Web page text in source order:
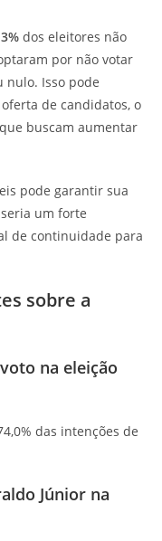
dos eleitores não
por não votar
nulo. Isso pode
de candidatos, o
buscam aumentar
pode garantir sua
um forte
de continuidade para
sobre a
na eleição
das intenções de
Júnior na